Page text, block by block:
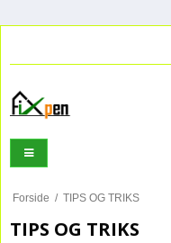
Forside / TIPS OG TRIKS
TIPS OG TRIKS